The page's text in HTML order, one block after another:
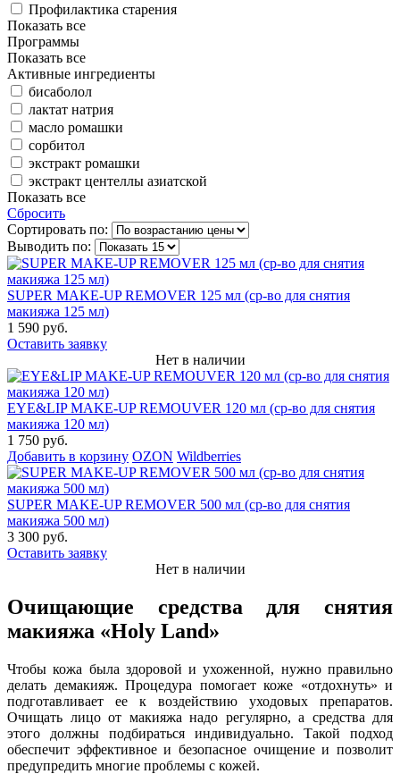
Профилактика старения
Показать все
Программы
Показать все
Активные ингредиенты
бисаболол
лактат натрия
масло ромашки
сорбитол
экстракт ромашки
экстракт центеллы азиатской
Показать все
Сбросить
Сортировать по:
Выводить по:
SUPER MAKE-UP REMOVER 125 мл (ср-во для снятия
макияжа 125 мл)
1 590 руб.
Оставить заявку
Нет в наличии
EYE&LIP MAKE-UP REMOUVER 120 мл (ср-во для снятия
макияжа 120 мл)
1 750 руб.
Добавить в корзину OZON Wildberries
SUPER MAKE-UP REMOVER 500 мл (ср-во для снятия
макияжа 500 мл)
3 300 руб.
Оставить заявку
Нет в наличии
Очищающие средства для снятия
макияжа «Holy Land»
Чтобы кожа была здоровой и ухоженной, нужно правильно
делать демакияж. Процедура помогает коже «отдохнуть» и
подготавливает ее к воздействию уходовых препаратов.
Очищать лицо от макияжа надо регулярно, а средства для
этого должны подбираться индивидуально. Такой подход
обеспечит эффективное и безопасное очищение и позволит
предупредить многие проблемы с кожей.